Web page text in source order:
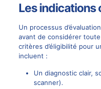
Les indications
Un processus
avant de considérer
critères d’éligibilité pour
incluent :
Un diagnostic clair,
scanner).